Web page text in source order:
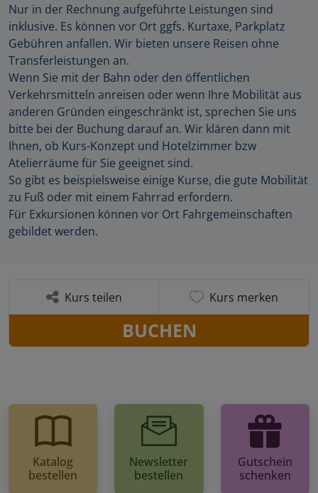
Nur in der Rechnung aufgeführte Leistungen sind
inklusive. Es können vor Ort ggfs. Kurtaxe, Parkplatz
Gebühren anfallen. Wir bieten unsere Reisen ohne
Transferleistungen an.
Wenn Sie mit der Bahn oder den öffentlichen
Verkehrsmitteln anreisen oder wenn Ihre Mobilität aus
anderen Gründen eingeschränkt ist, sprechen Sie uns
bitte bei der Buchung darauf an. Wir klären dann mit
Ihnen, ob Kurs-Konzept und Hotelzimmer bzw
Atelierräume für Sie geeignet sind.
So gibt es beispielsweise einige Kurse, die gute Mobilität
zu Fuß oder mit einem Fahrrad erfordern.
Für Exkursionen können vor Ort Fahrgemeinschaften
gebildet werden.
Kurs teilen Kurs merken
BUCHEN
Katalog
bestellen
Newsletter
bestellen
Gutschein
schenken